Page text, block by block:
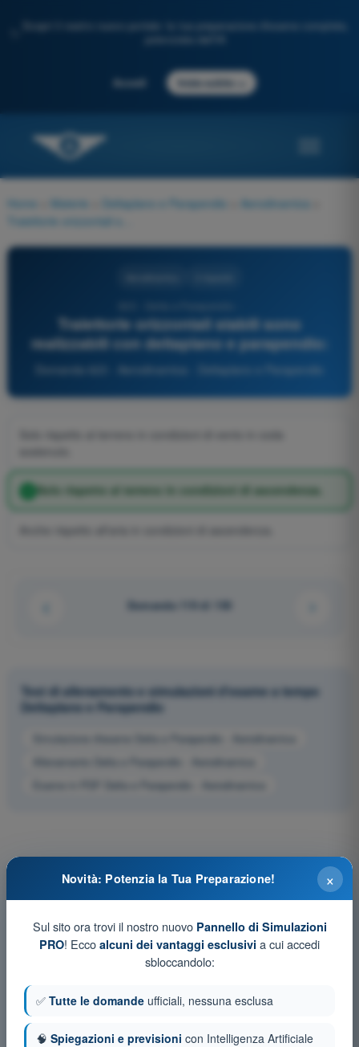
Scopri il nostro nuovo portale: la tua preparazione d'esame completa,
Accedi Inizia subito
Home Materie Deltaplano e Parapendio Aerodinamica
Traiettorie orizzontali stabili sono
realizzabili con deltaplano e parapendio:
Domanda 623 - Aerodinamica - Deltaplano e Parapendio
Solo rispetto al terreno in condizioni di ascendenza.
Domanda 119 di 150
Test di allenamento e simulazioni d'esame a tempo
Deltaplano e Parapendio
Simulazione d'esame Delta e Parapendio - Aerodinamica
Allenamento Delta e Parapendio - Aerodinamica
Esame in PDF Delta e Parapendio - Aerodinamica
×
Novità: Potenzia la Tua Preparazione!
Sul sito ora trovi il nostro nuovo Pannello di Simulazioni
PRO! Ecco alcuni dei vantaggi esclusivi a cui accedi
sbloccandolo:
✅ Tutte le domande ufficiali, nessuna esclusa
🧠 Spiegazioni e previsioni con Intelligenza Artificiale